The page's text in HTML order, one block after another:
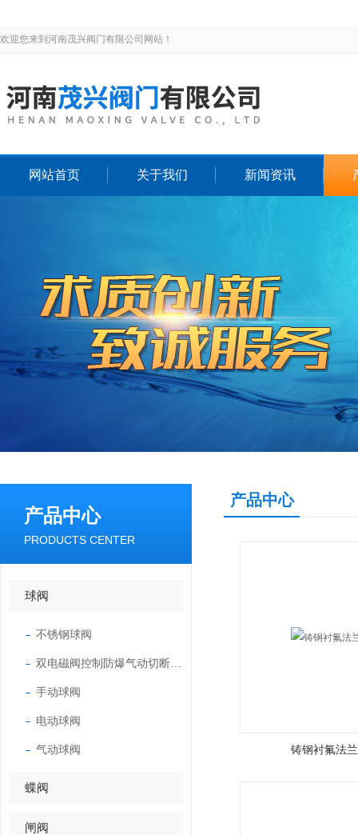
欢迎您来到河南茂兴阀门有限公司网站！
网站首页 关于我们 新闻资讯
产品中心
PRODUCTS CENTER
球阀
不锈钢球阀
手动球阀
电动球阀
气动球阀
蝶阀
闸阀
产品中心
铸钢衬氟法